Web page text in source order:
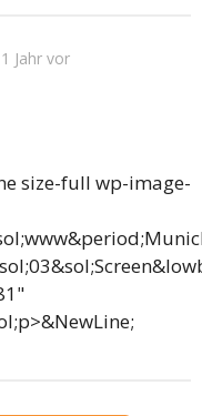
1 Jahr vor
size-full wp-image-